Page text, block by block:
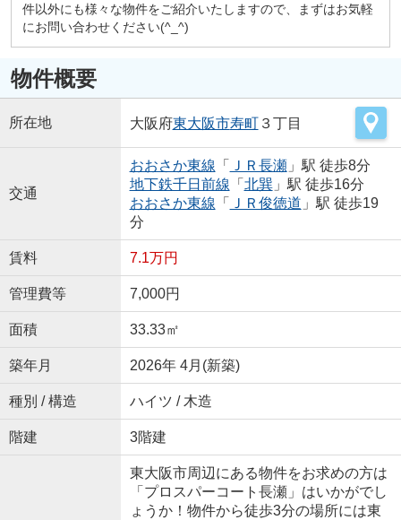
件以外にも様々な物件をご紹介いたしますので、まずはお気軽
にお問い合わせください(^_^)
物件概要
所在地 大阪府東大阪市寿町３丁目
交通
おおさか東線 「 ＪＲ長瀬」駅 徒歩8分
地下鉄千日前線 「 北巽」駅 徒歩16分
おおさか東線 「 ＪＲ俊徳道 」駅 徒歩19
分
賃料 7.1万円
管理費等 7,000円
面積 33.33㎡
築年月 2026年 4月(新築)
種別 / 構造 ハイツ / 木造
階建 3階建
東大阪市周辺にある物件をお求めの方は
「プロスパーコート長瀬」はいかがでし
ょうか！物件から徒歩3分の場所には東